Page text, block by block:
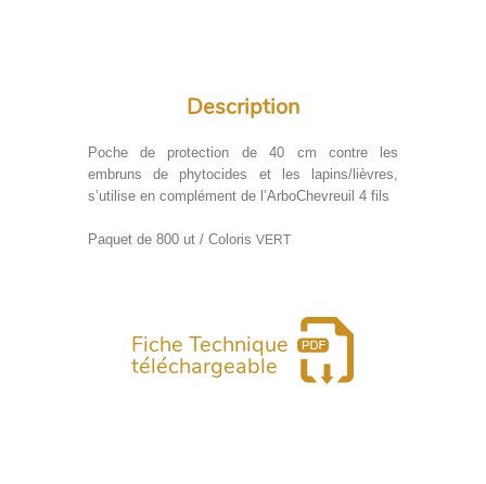
Description
Description
Poche de protection de 40 cm contre les
embruns de phytocides et les lapins/lièvres,
s’utilise en complément de l’ArboChevreuil 4 fils
Paquet de 800 ut / Coloris VERT
Fiche Technique
téléchargeable